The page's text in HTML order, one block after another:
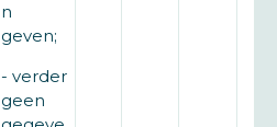
n
geven;
- verder
geen